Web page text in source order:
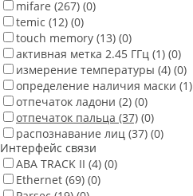
mifare (267) (0)
temic (12) (0)
touch memory (13) (0)
активная метка 2.45 ГГц (1) (0)
измерение температуры (4) (0)
определение наличия маски (1)
отпечаток ладони (2) (0)
отпечаток пальца (37) (0)
распознавание лиц (37) (0)
Интерфейс связи
ABA TRACK II (4) (0)
Ethernet (69) (0)